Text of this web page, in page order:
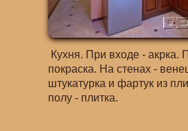
Кухня. При входе - акрка.
покраска. На стенах -
штукатурка и фартук из
полу - плитка.